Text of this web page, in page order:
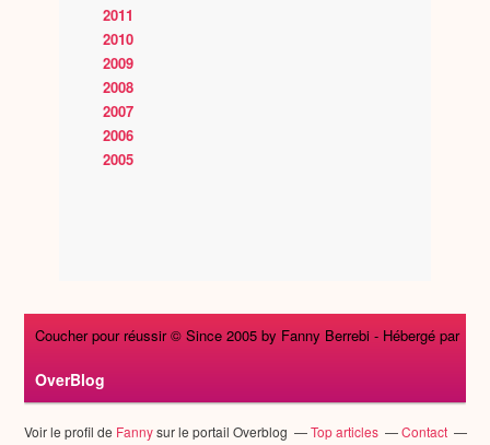
2011
2010
2009
2008
2007
2006
2005
Coucher pour réussir © Since 2005 by Fanny Berrebi - Hébergé par
OverBlog
Voir le profil de Fannysur le portail Overblog Top articles Contact